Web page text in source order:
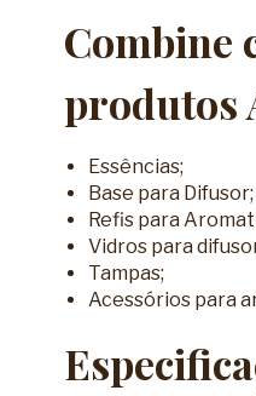
Combine
produtos
Essências;
Base para Difusor;
Refis para
Vidros para
Tampas;
Acessórios para